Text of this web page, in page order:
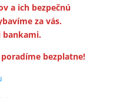
a ich bezpečnú
za vás.
bankami.
bezplatne!